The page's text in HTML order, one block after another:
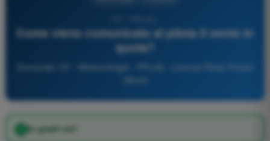
Come viene comunicato al pilota il vento in
quota?
In gradi veri